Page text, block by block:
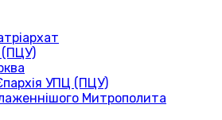
(ПЦУ)
УПЦ (ПЦУ)
Митрополита